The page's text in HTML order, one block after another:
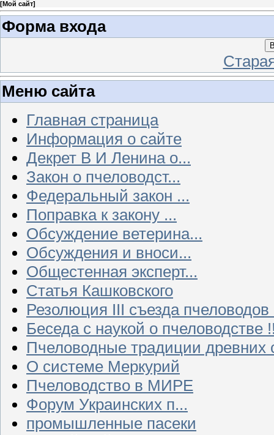
[Мой сайт]
Форма входа
Меню сайта
Главная страница
Информация о сайте
Декрет В И Ленина о...
Закон о пчеловодст...
Федеральный закон ...
Поправка к закону ...
Обсуждение ветерина...
Обсуждения и вноси...
Общестенная эксперт...
Статья Кашковского
Резолюция III съезда
Беседа с наукой о пчеловодстве
Пчеловодные традиции древних
О системе Меркурий
Пчеловодство в МИРЕ
Форум Украинских п...
промышленные пасеки